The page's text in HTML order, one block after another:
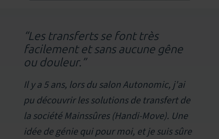
“Les transferts se font très
facilement et sans aucune gêne
ou douleur.”
Il y a 5 ans, lors du salon Autonomic, j'ai
pu découvrir les solutions de transfert de
la société Mainssûres (Handi-Move). Une
idée de génie qui pour moi, et je suis sûre